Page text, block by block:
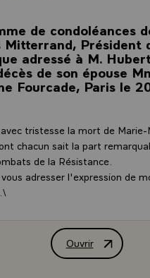
de condoléances
Mitterrand, Président
adressé à M.
de son épouse
Fourcade, Paris le
tristesse la mort de Marie-
chacun sait la part
de la Résistance.
adresser l'expression de
Ouvrir
Télégramme de